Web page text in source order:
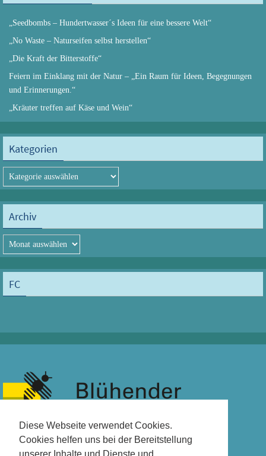
Diese Webseite verwendet Cookies.
Cookies helfen uns bei der Bereitstellung
„Seedbombs – Hundertwasser´s Ideen für eine bessere Welt“
„No Waste – Naturseifen selbst herstellen“
„Die Kraft der Bitterstoffe“
Feiern im Einklang mit der Natur – „Ein Raum für Ideen, Begegnungen
und Erinnerungen.“
„Kräuter treffen auf Käse und Wein“
Kategorien
Kategorien
Archiv
Archiv
FC